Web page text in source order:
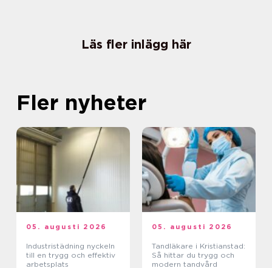
Läs fler inlägg här
Fler nyheter
05. augusti 2026
Industristädning nyckeln
till en trygg och effektiv
arbetsplats
05. augusti 2026
Tandläkare i Kristianstad:
Så hittar du trygg och
modern tandvård